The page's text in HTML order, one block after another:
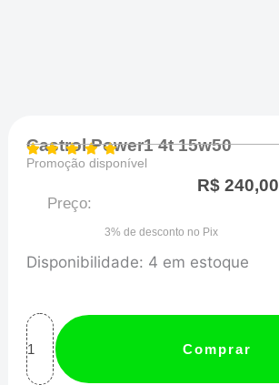
Castrol Power1 4t 15w50
Promoção disponível
Preço:
R$240,00
3% de desconto no Pix
Disponibilidade: 4 em estoque
Castrol
4t
15w50
quantidade
Comprar